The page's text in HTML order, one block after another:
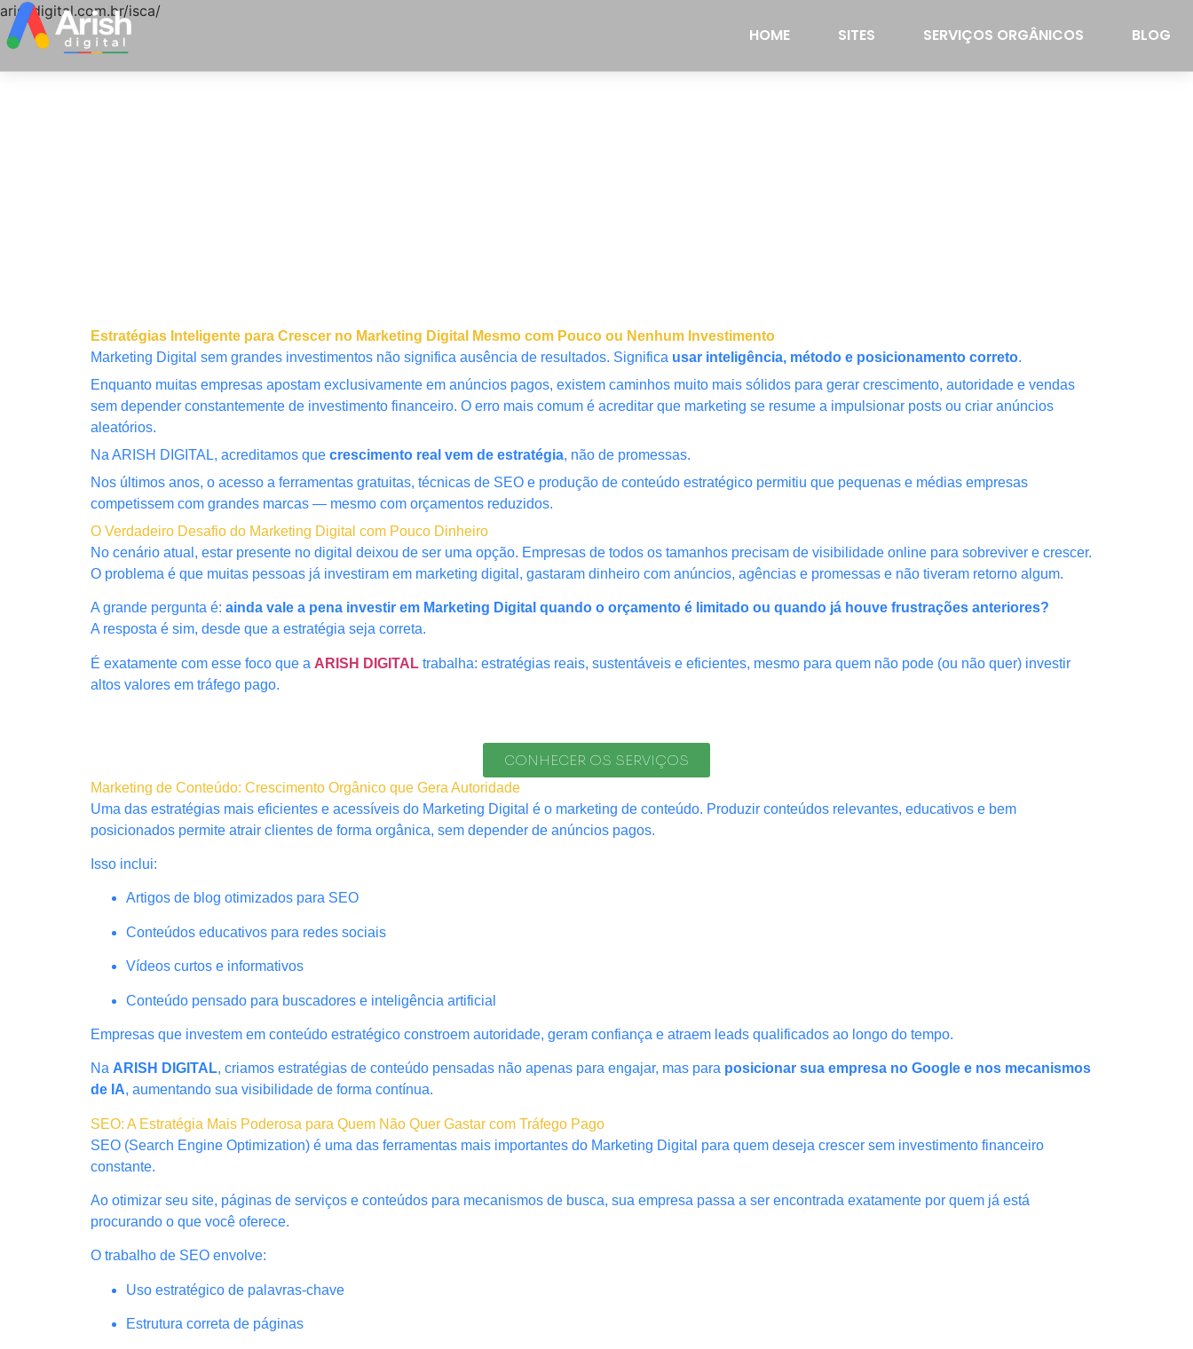
arishdigital.com.br/isca/
HOME SITES SERVIÇOS ORGÂNICOS BLOG
Estratégias Inteligente para Crescer no Marketing Digital Mesmo com Pouco ou Nenhum Investimento
Marketing Digital sem grandes investimentos não significa ausência de resultados. Significa usar inteligência, método e posicionamento correto.
Enquanto muitas empresas apostam exclusivamente em anúncios pagos, existem caminhos muito mais sólidos para gerar crescimento, autoridade e vendas
sem depender constantemente de investimento financeiro. O erro mais comum é acreditar que marketing se resume a impulsionar posts ou criar anúncios
aleatórios.
Na ARISH DIGITAL, acreditamos que crescimento real vem de estratégia, não de promessas.
Nos últimos anos, o acesso a ferramentas gratuitas, técnicas de SEO e produção de conteúdo estratégico permitiu que pequenas e médias empresas
competissem com grandes marcas — mesmo com orçamentos reduzidos.
O Verdadeiro Desafio do Marketing Digital com Pouco Dinheiro
No cenário atual, estar presente no digital deixou de ser uma opção. Empresas de todos os tamanhos precisam de visibilidade online para sobreviver e crescer.
O problema é que muitas pessoas já investiram em marketing digital, gastaram dinheiro com anúncios, agências e promessas e não tiveram retorno algum.
A grande pergunta é: ainda vale a pena investir em Marketing Digital quando o orçamento é limitado ou quando já houve frustrações anteriores?
A resposta é sim, desde que a estratégia seja correta.
É exatamente com esse foco que a ARISH DIGITAL trabalha: estratégias reais, sustentáveis e eficientes, mesmo para quem não pode (ou não quer) investir
altos valores em tráfego pago.
CONHECER OS SERVIÇOS
Marketing de Conteúdo: Crescimento Orgânico que Gera Autoridade
Uma das estratégias mais eficientes e acessíveis do Marketing Digital é o marketing de conteúdo. Produzir conteúdos relevantes, educativos e bem
posicionados permite atrair clientes de forma orgânica, sem depender de anúncios pagos.
Isso inclui:
Artigos de blog otimizados para SEO
Conteúdos educativos para redes sociais
Vídeos curtos e informativos
Conteúdo pensado para buscadores e inteligência artificial
Empresas que investem em conteúdo estratégico constroem autoridade, geram confiança e atraem leads qualificados ao longo do tempo.
Na ARISH DIGITAL, criamos estratégias de conteúdo pensadas não apenas para engajar, mas para posicionar sua empresa no Google e nos mecanismos
de IA, aumentando sua visibilidade de forma contínua.
SEO: A Estratégia Mais Poderosa para Quem Não Quer Gastar com Tráfego Pago
SEO (Search Engine Optimization) é uma das ferramentas mais importantes do Marketing Digital para quem deseja crescer sem investimento financeiro
constante.
Ao otimizar seu site, páginas de serviços e conteúdos para mecanismos de busca, sua empresa passa a ser encontrada exatamente por quem já está
procurando o que você oferece.
O trabalho de SEO envolve:
Uso estratégico de palavras-chave
Estrutura correta de páginas